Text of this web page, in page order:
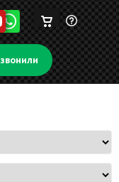
Задать
вопрос
Корзина
пуста